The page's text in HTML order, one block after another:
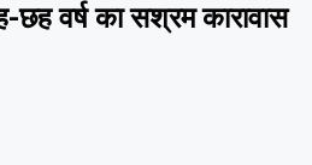
छह वर्ष का सश्रम कारावास